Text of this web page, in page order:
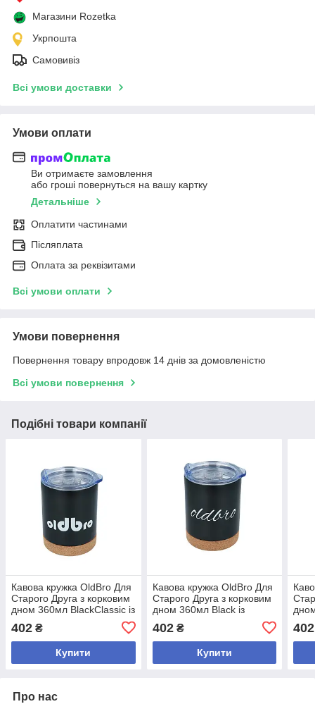
Магазини Rozetka
Укрпошта
Самовивіз
Всі умови доставки
Умови оплати
Ви отримаєте замовлення
або гроші повернуться на вашу картку
Детальніше
Оплатити частинами
Післяплата
Оплата за реквізитами
Всі умови оплати
Умови повернення
Повернення товару впродовж 14 днів за домовленістю
Всі умови повернення
Подібні товари компанії
Кавова кружка OldBro Для
Старого Друга з корковим
дном 360мл BlackClassic із
подвійними стінками
402 ₴
Купити
Кавова кружка OldBro Для
Старого Друга з корковим
дном 360мл Black із
подвійними стінками
402₴
Купити
402
Про нас